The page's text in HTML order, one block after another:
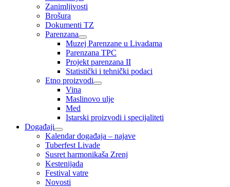
Zanimljivosti
Brošura
Dokumenti TZ
Parenzana
Muzej Parenzane u Livadama
Parenzana TPC
Projekt parenzana II
Statistički i tehnički podaci
Etno proizvodi
Vina
Maslinovo ulje
Med
Istarski proizvodi i specijaliteti
Događaji
Kalendar događaja – najave
Tuberfest Livade
Susret harmonikaša Zrenj
Kestenijada
Festival vatre
Novosti